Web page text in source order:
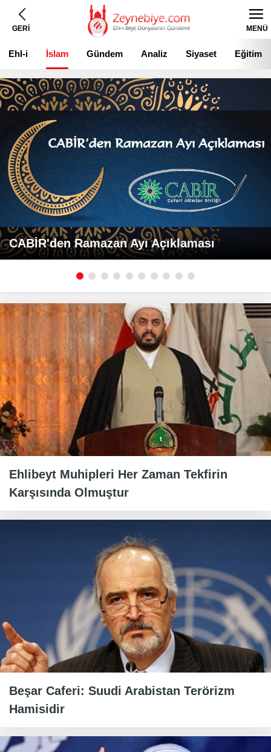
GERİ MENÜ
Ehl-i
Beyt
İslam Gündem Analiz Siyaset Eğitim
CABİR'den Ramazan Ayı Açıklaması
Ehlibeyt Muhipleri Her Zaman Tekfirin
Karşısında Olmuştur
Beşar Caferi: Suudi Arabistan Terörizm
Hamisidir